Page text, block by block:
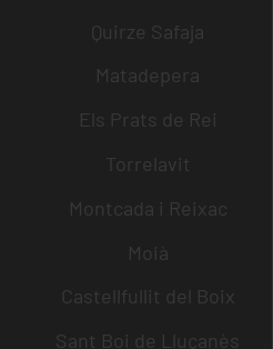
Quirze Safaja
Matadepera
Els Prats de Rei
Torrelavit
Montcada i Reixac
Moià
Castellfullit del Boix
Sant Boi de Lluçanès